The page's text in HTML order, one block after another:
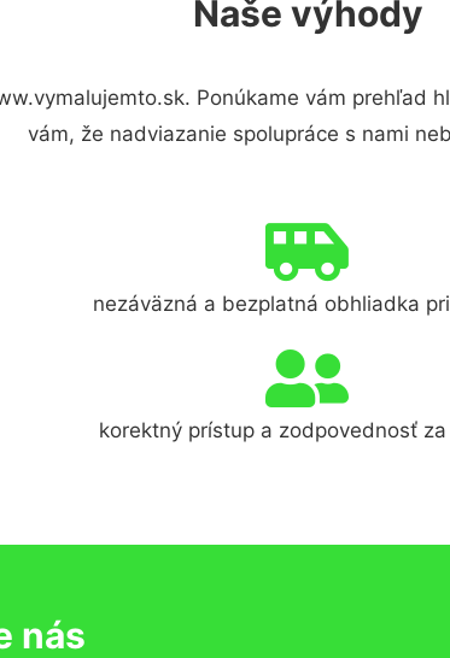
Naše výhody
Ponúkame vám prehľad
vám, že nadviazanie spolupráce s nami
nezáväzná a bezplatná obhliadka
korektný prístup a zodpovednosť
nás